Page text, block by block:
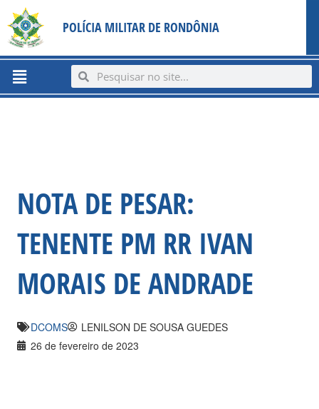
content
para
conteúdo
POLÍCIA MILITAR DE RONDÔNIA
Menu SearchSearch
NOTA DE PESAR:
TENENTE PM RR IVAN
MORAIS DE ANDRADE
DCOMS
LENILSON DE SOUSA GUEDES
26 de fevereiro de 2023